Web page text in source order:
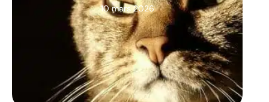
10 mars 2026